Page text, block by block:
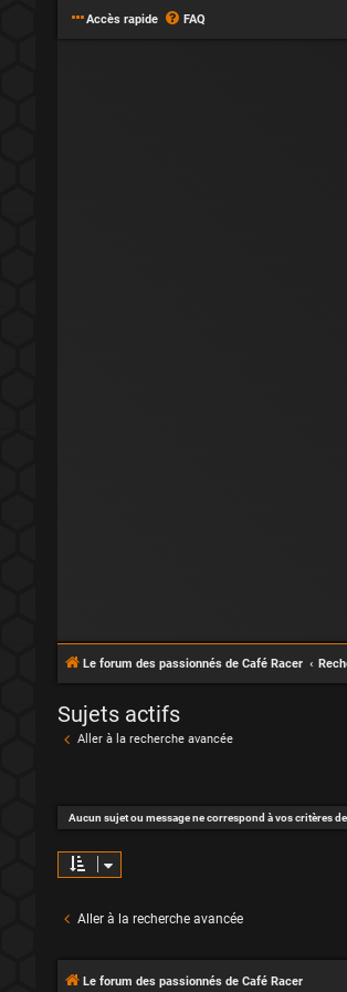
Accès rapide FAQ
Le forum des passionnés de Café Racer
Sujets actifs
Aller à la recherche avancée
Aucun sujet ou message ne correspond à vos critères
Aller à la recherche avancée
Le forum des passionnés de Café Racer